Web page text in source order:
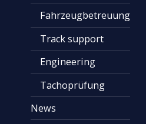
Fahrzeugbetreuung
Track support
Engineering
Tachoprüfung
News